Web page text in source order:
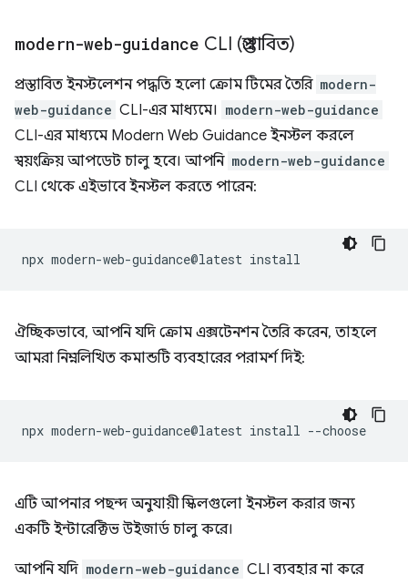
modern-web-guidance CLI (প্রস্তাবিত)
প্রস্তাবিত ইনস্টলেশন পদ্ধতি হলো ক্রোম টিমের তৈরি modern-
web-guidance CLI-এর মাধ্যমে। modern-web-guidance
CLI-এর মাধ্যমে Modern Web Guidance ইনস্টল করলে
স্বয়ংক্রিয় আপডেট চালু হবে। আপনি modern-web-guidance
CLI থেকে এইভাবে ইনস্টল করতে পারেন:
npx modern-web-guidance@latest
ঐচ্ছিকভাবে, আপনি যদি ক্রোম এক্সটেনশন তৈরি করেন, তাহলে
আমরা নিম্নলিখিত কমান্ডটি ব্যবহারের পরামর্শ দিই:
npx modern-web-guidance@latest install
এটি আপনার পছন্দ অনুযায়ী স্কিলগুলো ইনস্টল করার জন্য
একটি ইন্টারেক্টিভ উইজার্ড চালু করে।
আপনি যদি modern-web-guidance CLI ব্যবহার না করে